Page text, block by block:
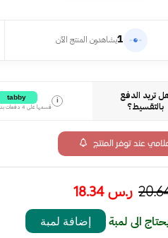
1يشاهدون المنتج الآن
تريد الدفع
بالتقسيط؟
i
tabby
قسمها على 4 دفعات بدون تعقيد
عند توفر المنتج
ر.س18.34
الى لمبة إضافة لمبة